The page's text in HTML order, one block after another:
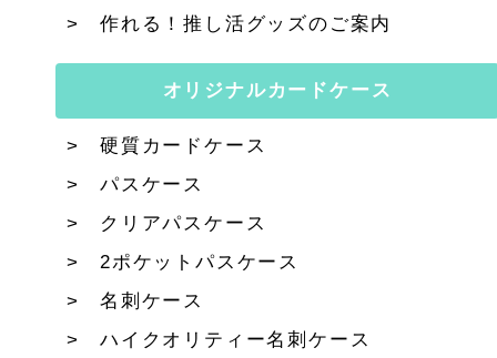
作れる！推し活グッズのご案内
オリジナルカードケース
硬質カードケース
パスケース
クリアパスケース
2ポケットパスケース
名刺ケース
ハイクオリティー名刺ケース